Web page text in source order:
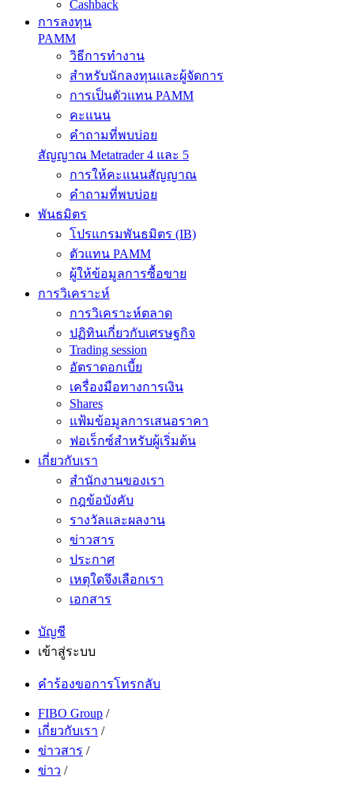
Cashback
การลงทุน
PAMM
วิธีการทำงาน
สำหรับนักลงทุนและผู้จัดการ
การเป็นตัวแทน PAMM
คะแนน
คำถามที่พบบ่อย
สัญญาณ Metatrader 4 และ 5
การให้คะแนนสัญญาณ
คำถามที่พบบ่อย
พันธมิตร
โปรแกรมพันธมิตร (IB)
ตัวแทน PAMM
ผู้ให้ข้อมูลการซื้อขาย
การวิเคราะห์
การวิเคราะห์ตลาด
ปฏิทินเกี่ยวกับเศรษฐกิจ
Trading session
อัตราดอกเบี้ย
เครื่องมือทางการเงิน
Shares
แฟ้มข้อมูลการเสนอราคา
ฟอเร็กซ์สำหรับผู้เริ่มต้น
เกี่ยวกับเรา
สำนักงานของเรา
กฎข้อบังคับ
รางวัลและผลงาน
ข่าวสาร
ประกาศ
เหตุใดจึงเลือกเรา
เอกสาร
บัญชี
เข้าสู่ระบบ
คำร้องขอการโทรกลับ
FIBO Group /
เกี่ยวกับเรา /
ข่าวสาร /
ข่าว /